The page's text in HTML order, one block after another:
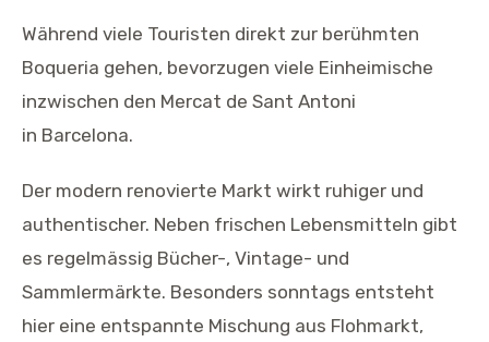
Während viele Touristen direkt zur berühmten
Boqueria gehen, bevorzugen viele Einheimische
inzwischen den Mercat de Sant Antoni
in Barcelona.
Der modern renovierte Markt wirkt ruhiger und
authentischer. Neben frischen Lebensmitteln gibt
es regelmässig Bücher-, Vintage- und
Sammlermärkte. Besonders sonntags entsteht
hier eine entspannte Mischung aus Flohmarkt,